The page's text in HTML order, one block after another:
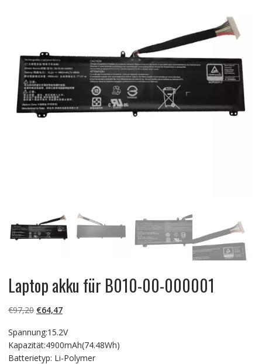
Laptop akku für B010-00-000001
€97,20 Ursprünglicher
war:
€97,20
€64,47Aktueller
ist:
€64,47.
Spannung:15.2V
Kapazität:4900mAh(74.48Wh)
Batterietyp: Li-Polymer